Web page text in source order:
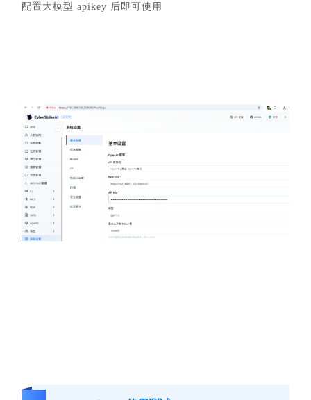
配置大模型 apikey 后即可使用